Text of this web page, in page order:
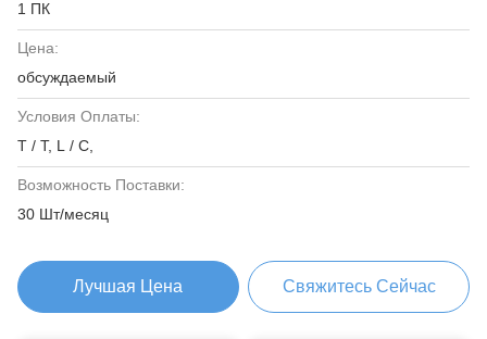
1 ПК
Цена:
обсуждаемый
Условия Оплаты:
T / T, L / C,
Возможность Поставки:
30 Шт/месяц
Лучшая Цена Свяжитесь Сейчас